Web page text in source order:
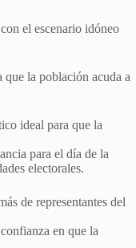
el escenario idóneo
la población acuda a
ideal para que la
para el día de la
electorales.
de representantes del
en que la